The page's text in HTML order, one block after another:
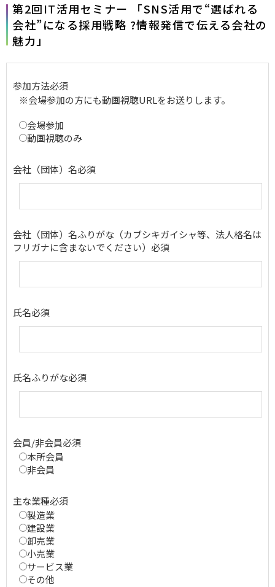
第2回IT活用セミナー 「SNS活用で“選ばれる
会社”になる採用戦略 ?情報発信で伝える会社の
魅力」
参加方法必須
※会場参加の方にも動画視聴URLをお送りします。
会場参加
動画視聴のみ
会社（団体）名必須
会社（団体）名ふりがな（カブシキガイシャ等、法人格名は
フリガナに含まないでください） 必須
氏名必須
氏名ふりがな必須
会員/非会員必須
本所会員
非会員
主な業種必須
製造業
建設業
卸売業
小売業
サービス業
その他